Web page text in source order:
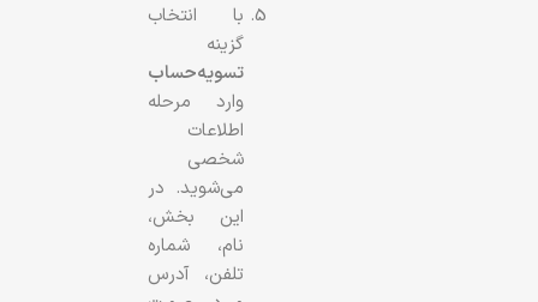
با انتخاب
گزینه
تسویه‌حساب
وارد مرحله
اطلاعات
شخصی
می‌شوید. در
این بخش،
نام، شماره
تلفن، آدرس